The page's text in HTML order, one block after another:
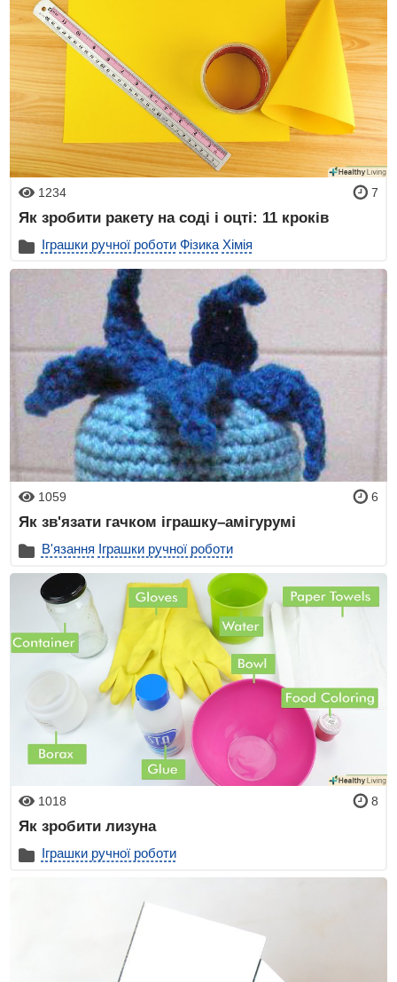
1234 7
Як зробити ракету на соді і оцті: 11 кроків
Іграшки ручної роботи Фізика Хімія
1059 6
Як зв'язати гачком іграшку–амігурумі
В'язання Іграшки ручної роботи
1018 8
Як зробити лизуна
Іграшки ручної роботи